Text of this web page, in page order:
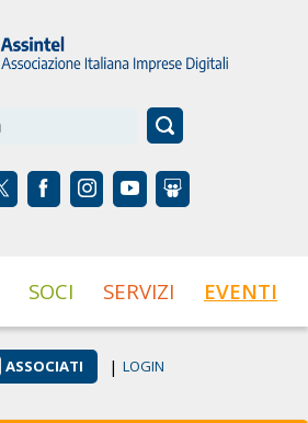
SOCI SERVIZI EVENTI
ASSOCIATI | LOGIN